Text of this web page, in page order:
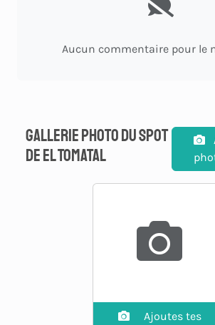
Aucun commentaire pour le
Gallerie photo du spot
de El Tomatal
Ajoutes tes